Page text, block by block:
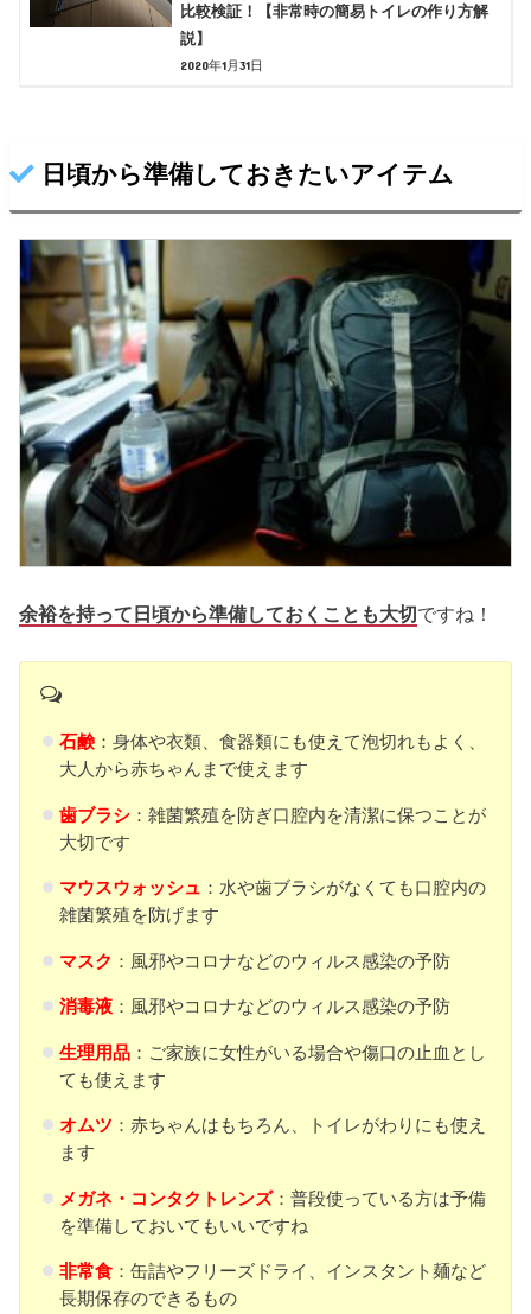
比較検証！【非常時の簡易トイレの作り方解
説】
2020年1月31日
日頃から準備しておきたいアイテム
余裕を持って日頃から準備しておくことも大切ですね！
石鹸：身体や衣類、食器類にも使えて泡切れもよく、
大人から赤ちゃんまで使えます
歯ブラシ：雑菌繁殖を防ぎ口腔内を清潔に保つことが
大切です
マウスウォッシュ ：水や歯ブラシがなくても口腔内の
雑菌繁殖を防げます
マスク ：風邪やコロナなどのウィルス感染の予防
消毒液：風邪やコロナなどのウィルス感染の予防
生理用品：ご家族に女性がいる場合や傷口の止血とし
ても使えます
オムツ ：赤ちゃんはもちろん、トイレがわりにも使え
ます
メガネ・コンタクトレンズ：普段使っている方は予備
を準備しておいてもいいですね
非常食：缶詰やフリーズドライ、インスタント麺など
長期保存のできるもの